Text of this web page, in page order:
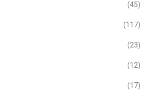
(45)
(117)
(23)
(12)
(17)